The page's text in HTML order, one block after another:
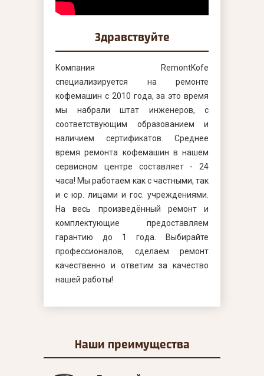
Здравствуйте
Компания RemontKofe
специализируется на ремонте
кофемашин с 2010 года, за это время
мы набрали штат инженеров, с
соответствующим образованием и
наличием сертификатов. Среднее
время ремонта кофемашин в нашем
сервисном центре составляет - 24
часа! Мы работаем как с частными, так
и с юр. лицами и гос. учреждениями.
На весь произведённый ремонт и
комплектующие предоставляем
гарантию до 1 года. Выбирайте
профессионалов, сделаем ремонт
качественно и ответим за качество
нашей работы!
Наши преимущества